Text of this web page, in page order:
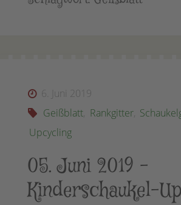
6. Juni 2019
Geißblatt, Rankgitter,
Upcycling
05. Juni 2019 –
Kinderschaukel-